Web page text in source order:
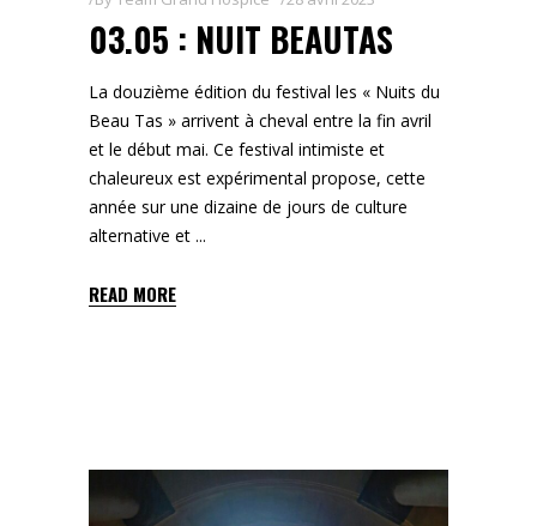
03.05 : NUIT BEAUTAS
La douzième édition du festival les « Nuits du
Beau Tas » arrivent à cheval entre la fin avril
et le début mai. Ce festival intimiste et
chaleureux est expérimental propose, cette
année sur une dizaine de jours de culture
alternative et
READ MORE